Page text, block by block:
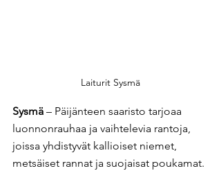
Laiturit Sysmä
Sysmä – Päijänteen saaristo tarjoaa
luonnonrauhaa ja vaihtelevia rantoja,
joissa yhdistyvät kallioiset niemet,
metsäiset rannat ja suojaisat poukamat.